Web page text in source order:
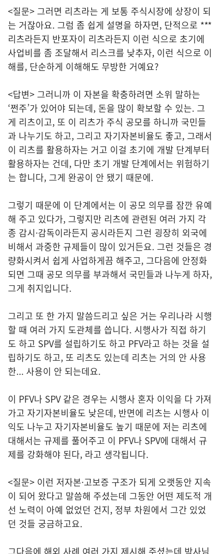
<질문> 그러면 리츠라는 게 보통 주식시장에 상장이 되
는 거잖아요. 그럼 좀 쉽게 설명을 하자면, 단적으로 ***
리츠라든지 반포자이 리츠라든지 이런 식으로 초기에
사업비를 좀 조달해서 리스크를 낮추자, 이런 식으로 이
해를, 단순하게 이해해도 무방한 거예요?
<답변> 그러니까 이 자본을 확충하려면 소위 말하는
‘쩐주’가 있어야 되는데, 돈을 많이 확보할 수 있는. 그
게 리츠이고, 또 이 리츠가 주식 공모를 하니까 국민들
과 나누기도 하고, 그리고 자기자본비율도 좋고, 그래서
이 리츠를 활용하자는 거고 이걸 초기에 개발 단계부터
활용하자는 건데, 다만 초기 개발 단계에서는 위험하기
는 합니다, 그게 완공이 안 됐기 때문에.
그렇기 때문에 이 단계에서는 이 공모 의무를 잠깐 유예
해 주고 있다가, 그렇지만 리츠에 관련된 여러 가지 각
종 감시·감독이라든지 공시라든지 그런 굉장히 외국에
비해서 과중한 규제들이 많이 있거든요. 그런 것들은 경
량화시켜서 쉽게 사업하게끔 해주고, 그다음에 안정화
되면 그때 공모 의무를 부과해서 국민들과 나누게 하자,
그게 취지입니다.
그리고 또 한 가지 말씀드리고 싶은 거는 우리나라 시행
할 때 여러 가지 도관체를 씁니다. 시행사가 직접 하기
도 하고 SPV를 설립하기도 하고 PFV라고 하는 것을 설
립하기도 하고, 또 리츠도 있는데 리츠는 거의 안 사용
한... 사용이 안 되는데요.
이 PFV나 SPV 같은 경우는 시행사 혼자 이익을 다 가져
가고 자기자본비율도 낮은데, 반면에 리츠는 시행사 이
익도 나누고 자기자본비율도 높기 때문에 저는 리츠에
대해서는 규제를 풀어주고 이 PFV나 SPV에 대해서 규
제를 강화해야 된다, 라고 생각됩니다.
<질문> 이런 저자본·고보증 구조가 되게 오랫동안 지속
이 되어 왔다고 말씀해 주셨는데 그동안 어떤 제도적 개
선 노력이 아예 없었던 건지, 정부 차원에서 그간 있었
던 것들 궁금하고요.
그다음에 해외 사례 여러 가지 제시해 주셨는데 박사님